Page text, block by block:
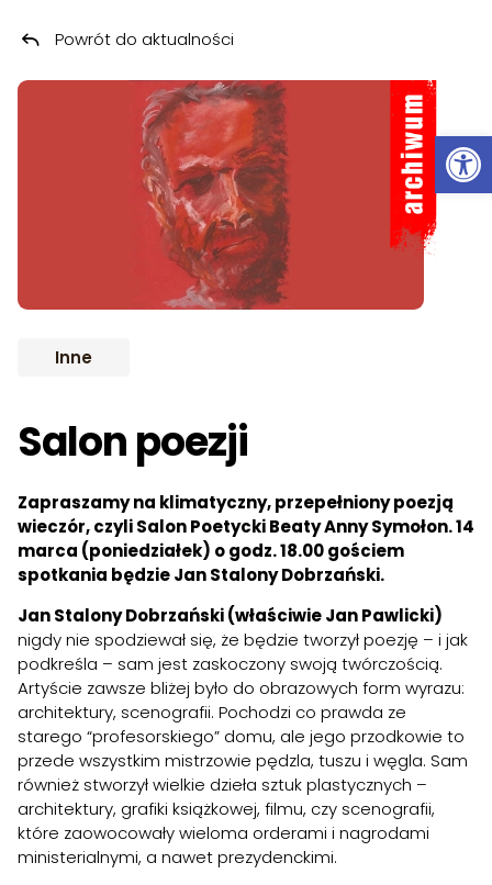
Przeskocz do treści
ARCHIWUM
Inne
Salon poezji
Powrót do aktualności
Zapraszamy na klimatyczny, przepełniony poezją
wieczór, czyli Salon Poetycki Beaty Anny Symołon. 14
marca (poniedziałek) o godz. 18.00 gościem
spotkania będzie Jan Stalony Dobrzański.
Jan Stalony Dobrzański (właściwie Jan Pawlicki)
nigdy nie spodziewał się, że będzie tworzył poezję – i jak
podkreśla – sam jest zaskoczony swoją twórczością.
Artyście zawsze bliżej było do obrazowych form wyrazu:
architektury, scenografii. Pochodzi co prawda ze
starego “profesorskiego” domu, ale jego przodkowie to
przede wszystkim mistrzowie pędzla, tuszu i węgla. Sam
również stworzył wielkie dzieła sztuk plastycznych –
architektury, grafiki książkowej, filmu, czy scenografii,
które zaowocowały wieloma orderami i nagrodami
ministerialnymi, a nawet prezydenckimi.